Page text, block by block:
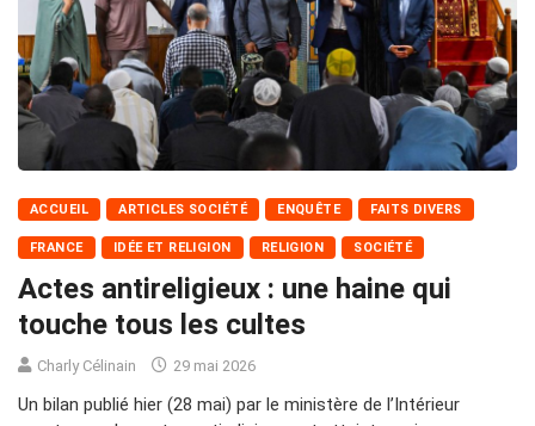
ACCUEIL ARTICLES SOCIÉTÉ ENQUÊTE FAITS DIVERS
FRANCE IDÉE ET RELIGION RELIGION SOCIÉTÉ
Actes antireligieux : une haine qui
touche tous les cultes
Charly Célinain 29 mai 2026
Un bilan publié hier (28 mai) par le ministère de l’Intérieur